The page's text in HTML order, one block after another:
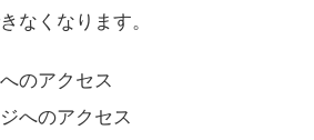
なくなります。
のアクセス
へのアクセス